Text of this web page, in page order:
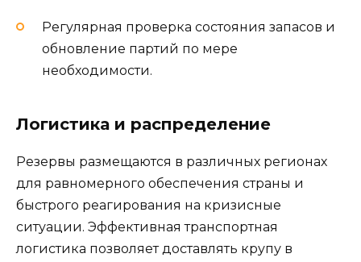
Регулярная проверка состояния запасов и
обновление партий по мере
необходимости.
Логистика и распределение
Резервы размещаются в различных регионах
для равномерного обеспечения страны и
быстрого реагирования на кризисные
ситуации. Эффективная транспортная
логистика позволяет доставлять крупу в